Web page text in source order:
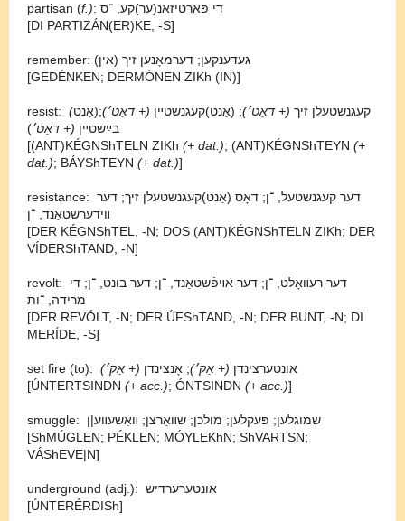
partisan (f.) : די פּאַרטיזאַנ(ער)קע, ־⁠ס
[DI PARTIZÁN(ER)KE, -⁠S]
remember: (געדענקען; דערמאָנען זיך (אין
[GEDÉNKEN; DERMÓNEN ZIKh (IN)]
resist: ( אַנט)קעגנשטעלן זיך (+ דאַט׳); (אַנט)קעגנשטײן (+ דאַט׳);
בײַשטײן (+ דאַט׳)
[(ANT)KÉGNShTELN ZIKh (+ dat.); (ANT)KÉGNShTEYN (+
dat.); BÁYShTEYN (+ dat.)]
resistance: דער קעגנשטעל, ־⁠ן; דאָס (אַנט)קעגנשטעלן זיך; דער
װידערשטאַנד, ־⁠ן
[DER KÉGNShTEL, -⁠N; DOS (ANT)KÉGNShTELN ZIKh; DER
VÍDERShTAND, -⁠N]
revolt: דער רעװאָלט, ־⁠ן; דער אױפֿשטאַנד, ־⁠ן; דער בונט, ־⁠ן; די
מרידה, ־⁠ות
[DER REVÓLT, -⁠N; DER ÚFShTAND, -⁠N; DER BUNT, -⁠N; DI
MERÍDE, -⁠S]
set fire (to): ( אונטערצינדן (+ אַק׳); אָנצינדן (+ אַק׳
[ÚNTERTSINDN (+ acc.); ÓNTSINDN (+ acc.)]
smuggle: שמוגלען; פּעקלען; מולכן; שװאַרצן; װאַשעװע|ן
[ShMÚGLEN; PÉKLEN; MÓYLEKhN; ShVARTSN;
VÁShEVE|N]
underground (adj.): אונטערערדיש
[ÚNTERÉRDISh]